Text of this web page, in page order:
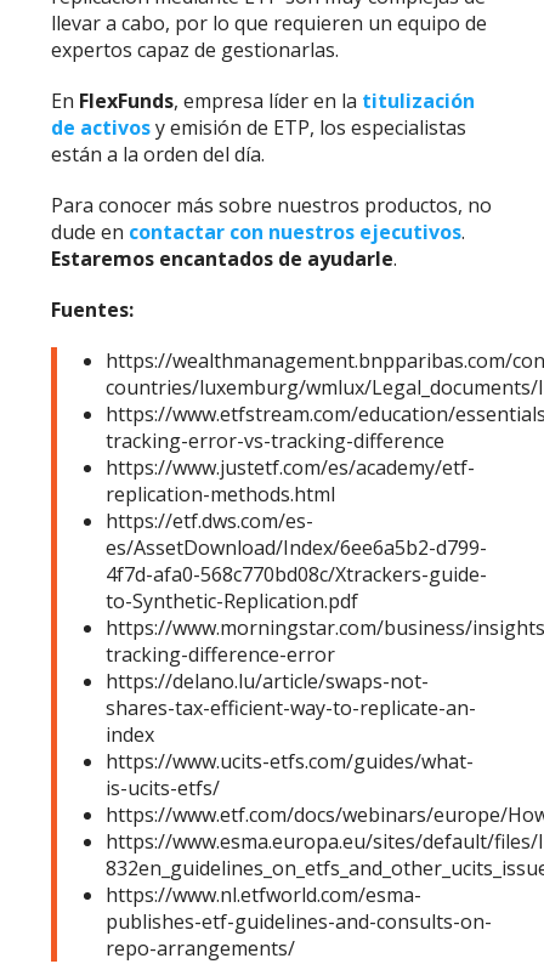
llevar a cabo, por lo que requieren un equipo de
expertos capaz de gestionarlas.
En FlexFunds, empresa líder en la titulización
de activosy emisión de ETP, los especialistas
están a la orden del día.
Para conocer más sobre nuestros productos, no
dude en contactar con nuestros ejecutivos.
Estaremos encantados de ayudarle.
Fuentes:
https://wealthmanagement.bnpparibas.com/
countries/luxemburg/wmlux/Legal_documents/
https://www.etfstream.com/education/
tracking-error-vs-tracking-difference
https://www.justetf.com/es/academy/etf-
replication-methods.html
https://etf.dws.com/es-
es/AssetDownload/Index/6ee6a5b2-d799-
4f7d-afa0-568c770bd08c/Xtrackers-guide-
to-Synthetic-Replication.pdf
https://www.morningstar.com/business/
tracking-difference-error
https://delano.lu/article/swaps-not-
shares-tax-efficient-way-to-replicate-an-
index
https://www.ucits-etfs.com/guides/what-
is-ucits-etfs/
https://www.etf.com/docs/webinars/europe/
https://www.esma.europa.eu/sites/default/
https://www.nl.etfworld.com/esma-
publishes-etf-guidelines-and-consults-on-
repo-arrangements/